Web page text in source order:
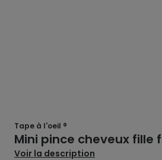
Tape à l'oeil ®
Mini pince cheveux fille
Voir la description